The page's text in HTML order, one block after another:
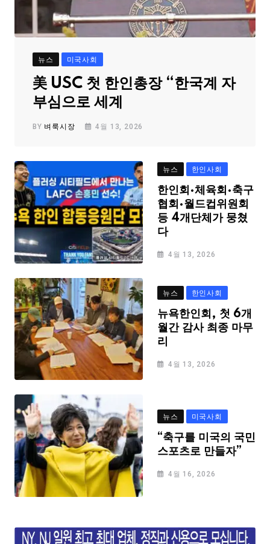
뉴스 미국사회
美 USC 첫 한인총장 “한국계 자
부심으로 세계
BY 벼룩시장 4월 13, 2026
뉴스 한인사회
한인회·체육회·축구
협회·월드컵위원회
등 4개단체가 뭉쳤
다
4월 13, 2026
뉴스 한인사회
뉴욕한인회, 첫 6개
월간 감사 최종 마무
리
4월 13, 2026
뉴스 미국사회
“축구를 미국의 국민
스포츠로 만들자”
4월 16, 2026